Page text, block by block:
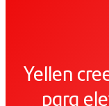
Yellen
para